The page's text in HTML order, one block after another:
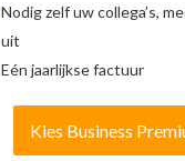
Nodig zelf uw collega’s,
uit
Eén jaarlijkse factuur
Kies Business